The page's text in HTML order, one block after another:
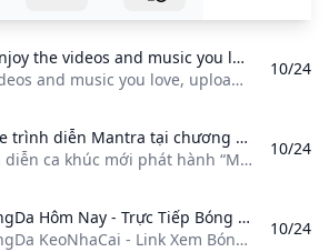
- YouTube Enjoy the videos and music you love upload original content and share it all with friends family and the world on YouTube.
Enjoy the videos and music you love, upload original content, and share it all with friends, family, and the world on YouTube.
10/24
Video: Jennie trình diễn Mantra tại chương trình Jimmy Kimmel Live! Báo Dân trí Jennie trình diễn ca khúc mới phát hành Mantra tại chương trình Jimmy Kimmel Live! tháng 10. Ca khúc hiện đạt gần 60 triệu lượt xem trên YouTube. - Dân trí TV
‘Jennie trình diễn ca khúc mới phát hành “Mantra” tại chương trình Jimmy Kimmel Live!, tháng 10. Ca khúc hiện đạt gần 60 triệu lượt xem trên YouTube. - Dân trí TV’ Jennie trình diễn ca khúc mới phát hành “Mantra” tại chương trình Jimmy Kimmel Live!, tháng 10. Ca khúc hiện đạt gần 60 triệu lượt xem trên YouTube. Đọc thêm : Lý do MV 60 triệu lượt xem của Jennie bị cấm sóng trên truyền hình Hàn Quốc
10/24
TrucTiepBongDa Hôm Nay - Trực Tiếp Bóng Đá Kèo Nhà Cái TrucTiepBongDa KeoNhaCai - Link Xem Bóng Đá Trực Tiếp World Cup 2022 - Xem Bóng Đá VTV3 VTV6 K+ Chất Lượng Hình Ảnh Cao.
TrucTiepBongDa KeoNhaCai - Link Xem Bóng Đá Trực Tiếp World Cup 2022 - Xem Bóng Đá VTV3, VTV6, K+ Chất Lượng Hình Ảnh Cao. tructiepbongda bình luận tiếng Việt – truc tiep K+ – tructiepbongda hôm nay ⚽ Xem bóng đá trực tiếp – 1 ⚽ Xem bóng đá trực tiếp – 2 ⚽ Xem bóng đá trực tiếp – 3 ⚽ Xem bóng đá trực tiếp – 4 Xem trực tiếp bóng đá kèo nhà cái – xem bóng đá online từ keonhacaibet.
10/24